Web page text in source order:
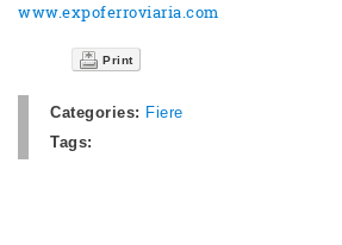
www.expoferroviaria.com
Print
Categories: Fiere
Tags: